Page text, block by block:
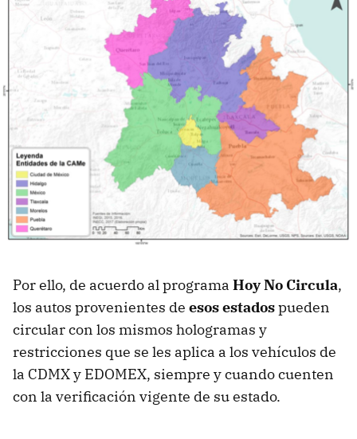
Por ello, de acuerdo al programa Hoy No Circula,
los autos provenientes de esos estadospueden
circular con los mismos hologramas y
restricciones que se les aplica a los vehículos de
la CDMX y EDOMEX, siempre y cuando cuenten
con la verificación vigente de su estado.